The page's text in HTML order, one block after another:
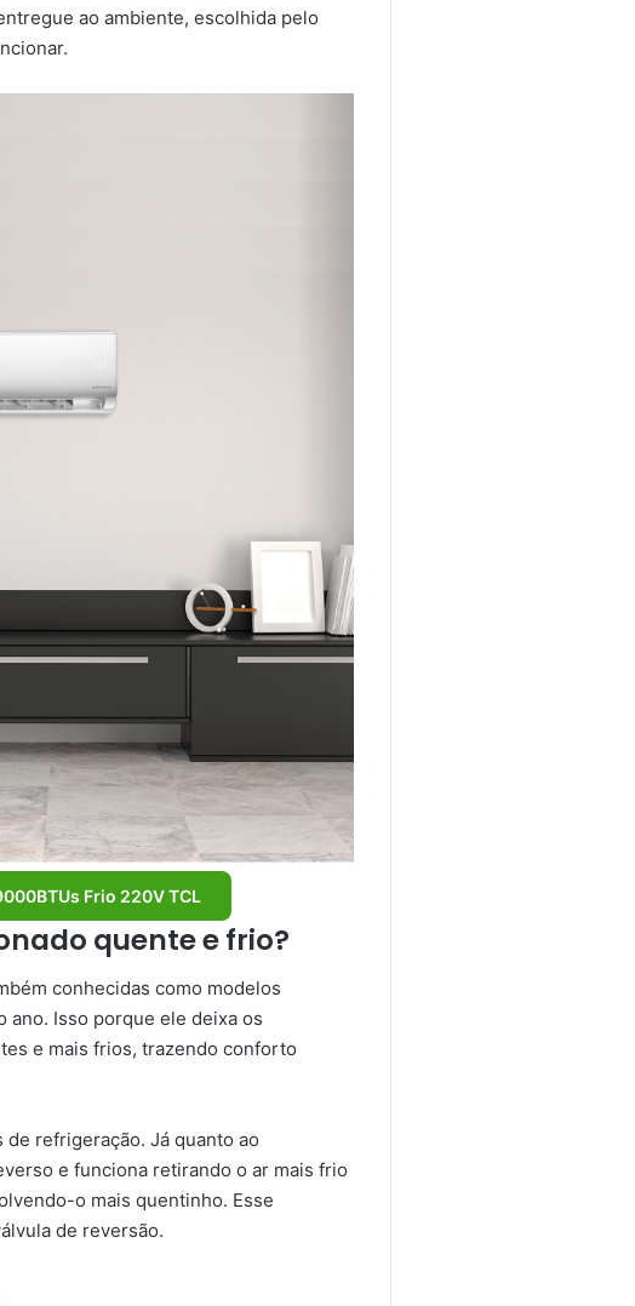
ao ambiente, escolhida pelo
Frio 220V TCL
quente e frio?
conhecidas como modelos
Isso porque ele deixa os
e mais frios, trazendo conforto
refrigeração. Já quanto ao
e funciona retirando o ar mais frio
o mais quentinho. Esse
de reversão.